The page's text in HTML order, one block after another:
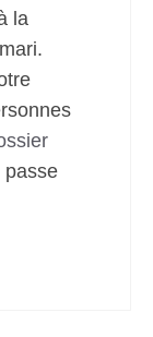
la
passe